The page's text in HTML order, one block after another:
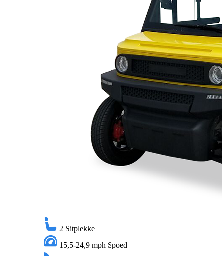
2 Sitplekke
15,5-24,9 mph Spoed